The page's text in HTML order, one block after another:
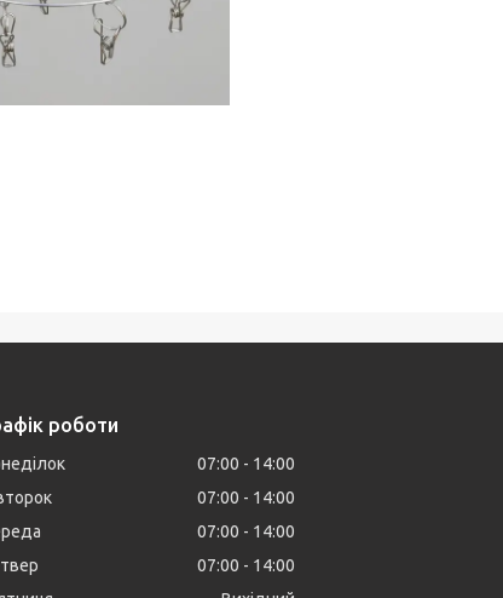
роботи
07:00
14:00
07:00
14:00
07:00
14:00
07:00
14:00